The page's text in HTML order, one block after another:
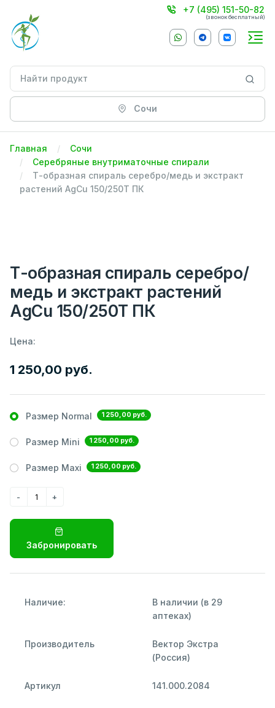
+7 (495) 151-50-82
(звонок бесплатный)
Сочи
Главная
Сочи
Серебряные внутриматочные спирали
Т-образная спираль серебро/медь и экстракт
растений AgCu 150/250Т ПК
Т-образная спираль серебро/
медь и экстракт растений
AgCu 150/250Т ПК
Цена:
1 250,00 руб.
Размер Normal 1 250,00 руб.
Размер Mini 1 250,00 руб.
Размер Maxi 1 250,00 руб.
Забронировать
Наличие:
В наличии (в 29
аптеках)
Производитель
Вектор Экстра
(Россия)
Артикул 141.000.2084